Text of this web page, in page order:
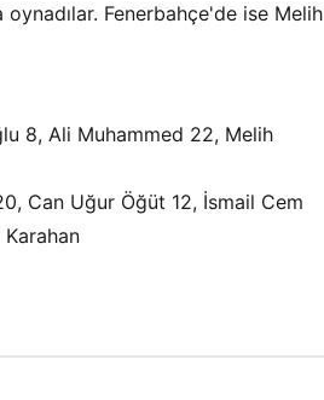
Fenerbahçe'de ise Melih
8, Ali Muhammed 22, Melih
Can Uğur Öğüt 12, İsmail Cem